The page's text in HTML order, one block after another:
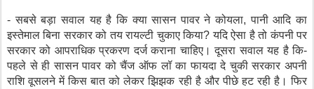
- सबसे बड़ा सवाल यह है कि क्या सासन पावर ने कोयला, पानी आदि का
इस्तेमाल बिना सरकार को तय रायल्टी चुकाए किया? यदि ऐसा है तो कंपनी पर
सरकार को आपराधिक प्रकरण दर्ज कराना चाहिए। दूसरा सवाल यह है कि-
पहले से ही सासन पावर को चैंज ऑफ लॉ का फायदा दे चुकी सरकार अपनी
राशि वूसलने में किस बात को लेकर झिझक रही है और पीछे हट रही है। फिर